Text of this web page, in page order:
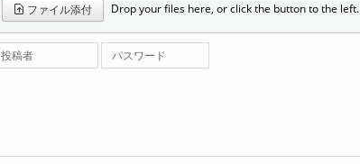
ファイル添付 Drop your files here, or click the button to the left.
投稿者 パスワード